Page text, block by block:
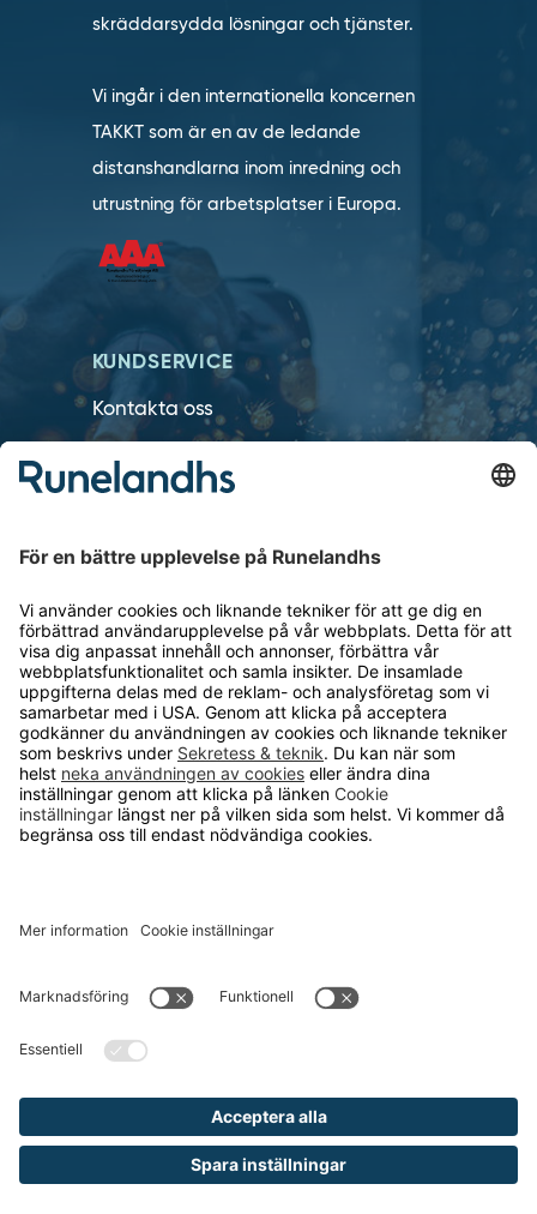
skräddarsydda lösningar och tjänster.
Vi ingår i den internationella koncernen
TAKKT som är en av de ledande
distanshandlarna inom inredning och
utrustning för arbetsplatser i Europa.
KUNDSERVICE
Kontakta oss
Så funkar det
Om cookies
Personuppgiftshantering
Cookie inställningar
OM RUNELANDHS
Om Runelandhs
Köpvillkor
Lediga jobb
TELEFON
0480-15940